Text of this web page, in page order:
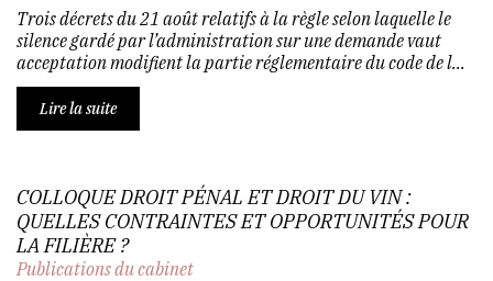
Trois décrets du 21 août relatifs à la règle selon laquelle le
silence gardé par l’administration sur une demande vaut
acceptation modifient la partie réglementaire du code de l...
Lire la suite
COLLOQUE DROIT PÉNAL ET DROIT DU VIN :
QUELLES CONTRAINTES ET OPPORTUNITÉS POUR
LA FILIÈRE ?
Publications du cabinet